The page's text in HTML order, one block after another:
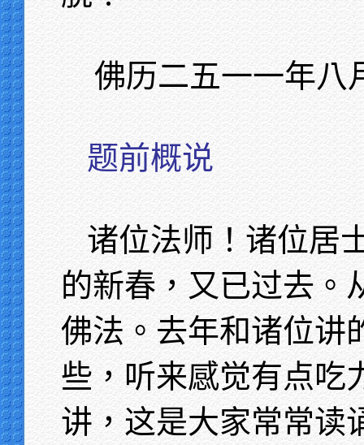
佛历二五一一年八
题前概说
诸位法师！诸位居
的新春，又已过去。
佛法。去年和诸位讲
些，听来感觉有点吃
讲，这是大家常常读